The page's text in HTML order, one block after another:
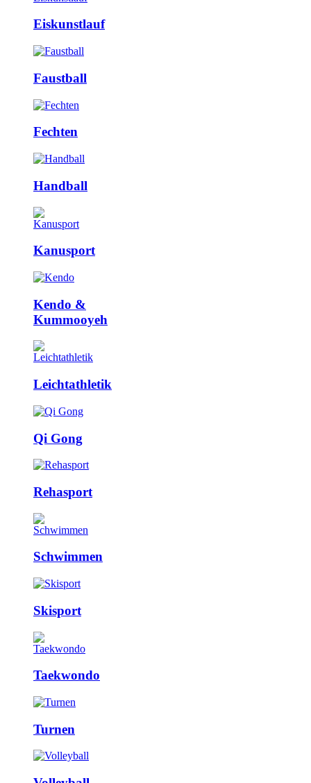
Eiskunstlauf
Faustball
Fechten
Handball
Kanusport
Kendo &
Kummooyeh
Leicht­athletik
Qi Gong
Rehasport
Schwimmen
Skisport
Taekwondo
Turnen